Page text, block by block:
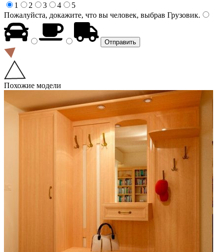
1
2 3 4
5
Пожалуйста, докажите, что вы человек, выбрав Грузовик.
Похожие модели